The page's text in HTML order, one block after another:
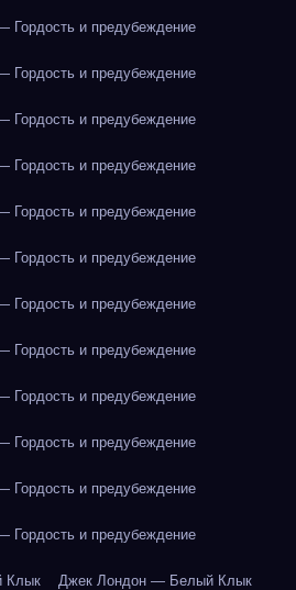
Гордость и предубеждение
Гордость и предубеждение
Гордость и предубеждение
Гордость и предубеждение
Гордость и предубеждение
Гордость и предубеждение
Гордость и предубеждение
Гордость и предубеждение
Гордость и предубеждение
Гордость и предубеждение
Гордость и предубеждение
Гордость и предубеждение
Клык Джек Лондон — Белый Клык